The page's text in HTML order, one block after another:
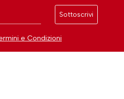
Sottoscrivi
e Condizioni